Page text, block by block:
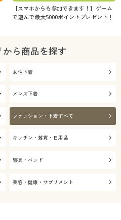
【スマホからも参加できます！】ゲーム
で遊んで最大5000ポイントプレゼント！
ら商品を探す
女性下着
メンズ下着
ファッション・下着すべて
キッチン・雑貨・日用品
寝具・ベッド
美容・健康・サプリメント